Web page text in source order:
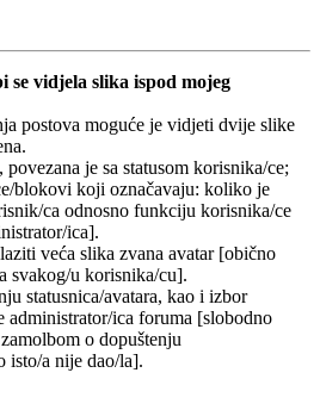
se vidjela slika ispod mojeg
postova moguće je vidjeti dvije slike
povezana je sa statusom korisnika/ce;
blokovi koji označavaju: koliko je
ca odnosno funkciju korisnika/ce
ica].
veća slika zvana avatar [obično
svakog/u korisnika/cu].
statusnica/avatara, kao i izbor
administrator/ica foruma [slobodno
o dopuštenju
isto/a nije dao/la].